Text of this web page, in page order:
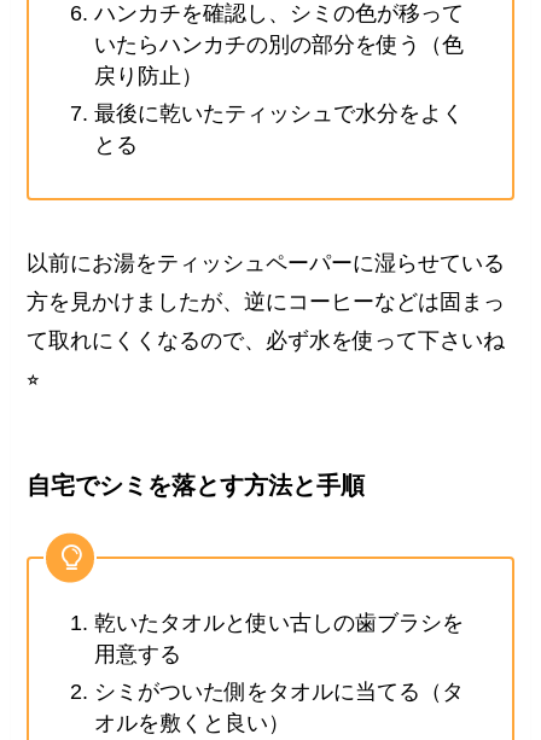
ハンカチを確認し、シミの色が移って
いたらハンカチの別の部分を使う（色
戻り防止）
最後に乾いたティッシュで水分をよく
とる
以前にお湯をティッシュペーパーに湿らせている
方を見かけましたが、逆にコーヒーなどは固まっ
て取れにくくなるので、必ず水を使って下さいね
⭐︎
自宅でシミを落とす方法と手順
乾いたタオルと使い古しの歯ブラシを
用意する
シミがついた側をタオルに当てる（タ
オルを敷くと良い）